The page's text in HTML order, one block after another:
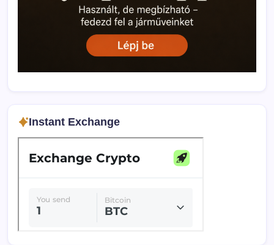
Instant Exchange